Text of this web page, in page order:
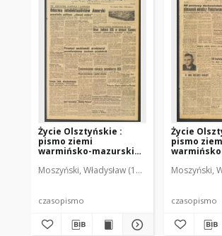
Życie Olsztyńskie :
pismo ziemi
warmińsko-mazurskiej,
Moszyński, Władysław (1922-2001). Red.
czasopismo
Życie
pismo
Moszyński,
czasopismo